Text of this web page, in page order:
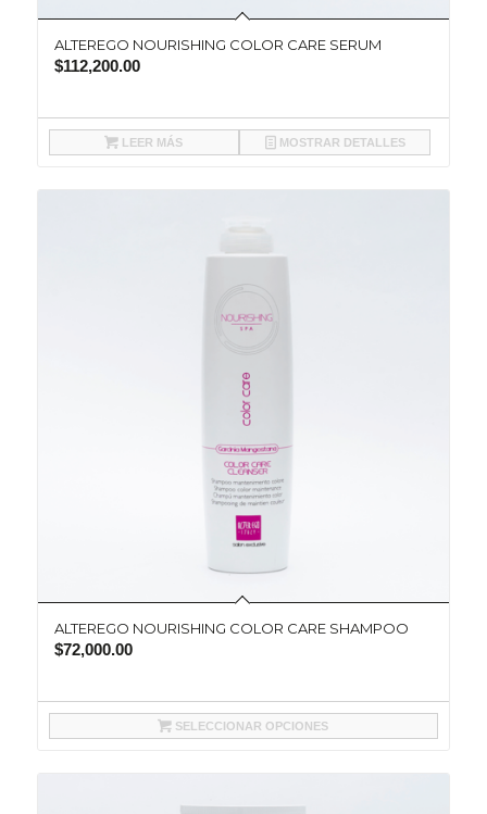
ALTEREGO NOURISHING COLOR CARE SERUM
$112,200.00
LEER MÁS MOSTRAR DETALLES
ALTEREGO NOURISHING COLOR CARE SHAMPOO
$72,000.00
SELECCIONAR OPCIONES